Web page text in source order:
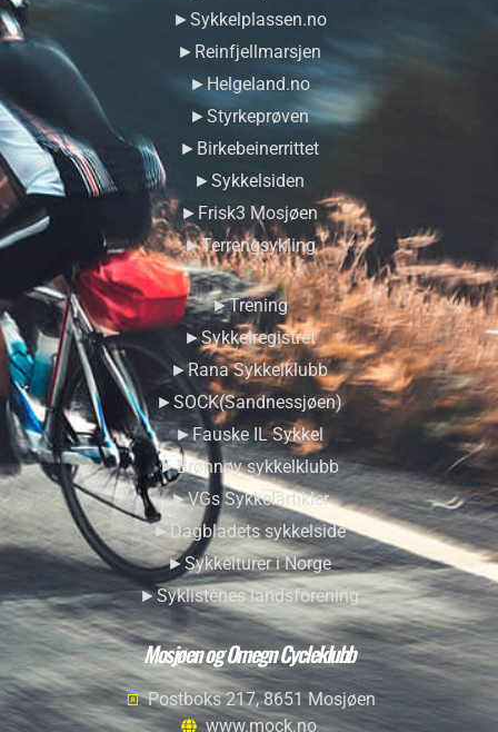
►Sykkelplassen.no
►Reinfjellmarsjen
►Helgeland.no
►Styrkeprøven
►Birkebeinerrittet
►Sykkelsiden
►Frisk3 Mosjøen
►Terrengsykling
►Trening
►Sykkelregistret
►Rana Sykkelklubb
►SOCK(Sandnessjøen)
►Fauske IL Sykkel
►Brønnøy sykkelklubb
►VGs Sykkelartikler
►Dagbladets sykkelside
►Sykkelturer i Norge
►Syklistenes landsforening
Mosjøen og Omegn Cycleklubb
Postboks 217, 8651 Mosjøen
www.mock.no